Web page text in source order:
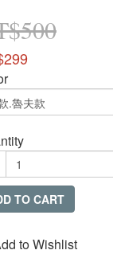
TO CART
to Wishlist